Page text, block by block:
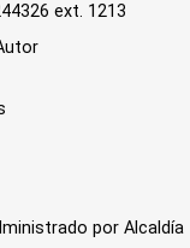
ext. 1213
por Alcaldía